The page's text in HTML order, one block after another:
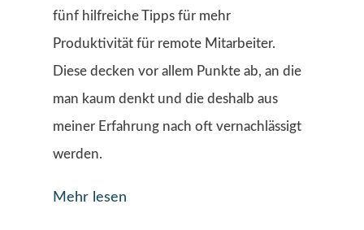
fünf hilfreiche Tipps für mehr
Produktivität für remote Mitarbeiter.
Diese decken vor allem Punkte ab, an die
man kaum denkt und die deshalb aus
meiner Erfahrung nach oft vernachlässigt
werden.
Mehr lesen